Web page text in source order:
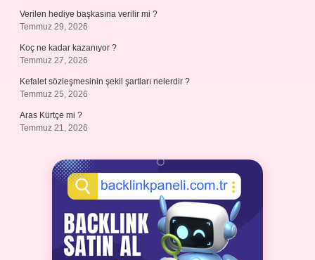
Verilen hediye başkasına verilir mi ?
Temmuz 29, 2026
Koç ne kadar kazanıyor ?
Temmuz 27, 2026
Kefalet sözleşmesinin şekil şartları nelerdir ?
Temmuz 25, 2026
Aras Kürtçe mi ?
Temmuz 21, 2026